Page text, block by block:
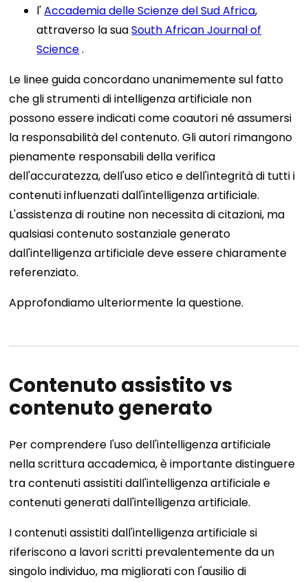
l'Accademia delle Scienze del Sud Africa,
attraverso la suaSouth African Journal of
Science.
Le linee guida concordano unanimemente sul fatto
che gli strumenti di intelligenza artificiale non
possono essere indicati come coautori né assumersi
la responsabilità del contenuto. Gli autori rimangono
pienamente responsabili della verifica
dell'accuratezza, dell'uso etico e dell'integrità di tutti i
contenuti influenzati dall'intelligenza artificiale.
L'assistenza di routine non necessita di citazioni, ma
qualsiasi contenuto sostanziale generato
dall'intelligenza artificiale deve essere chiaramente
referenziato.
Approfondiamo ulteriormente la questione.
Contenuto assistito vs
contenuto generato
Per comprendere l'uso dell'intelligenza artificiale
nella scrittura accademica, è importante distinguere
tra contenuti assistiti dall'intelligenza artificiale e
contenuti generati dall'intelligenza artificiale.
I contenuti assistiti dall'intelligenza artificiale si
riferiscono a lavori scritti prevalentemente da un
singolo individuo, ma migliorati con l'ausilio di